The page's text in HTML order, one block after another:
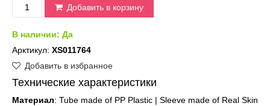
Добавить в корзину
В наличии: Да
Арктикул: XS011764
Добавить в избранное
Технические характеристики
Материал: Tube made of PP Plastic | Sleeve made of Real Skin